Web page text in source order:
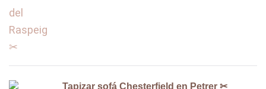
Tapizar sofá Chesterfield en Petrer ✂